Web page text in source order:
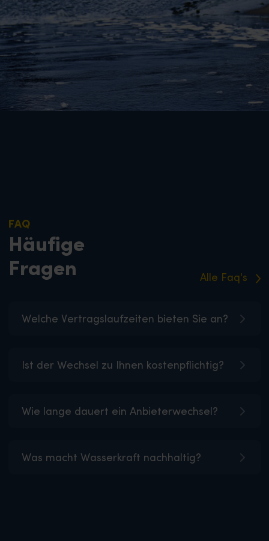
FAQ
Häufige
Fragen
Alle Faq's
Welche Vertragslaufzeiten bieten Sie an?
Ist der Wechsel zu Ihnen kostenpflichtig?
Wie lange dauert ein Anbieterwechsel?
Was macht Wasserkraft nachhaltig?